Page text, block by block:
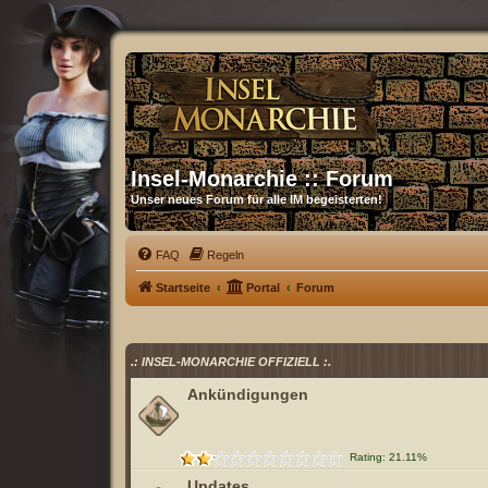
Insel-Monarchie :: Forum
Unser neues Forum für alle IM begeisterten!
FAQ Regeln
Startseite Portal Forum
.: INSEL-MONARCHIE OFFIZIELL :.
Ankündigungen
Rating: 21.11%